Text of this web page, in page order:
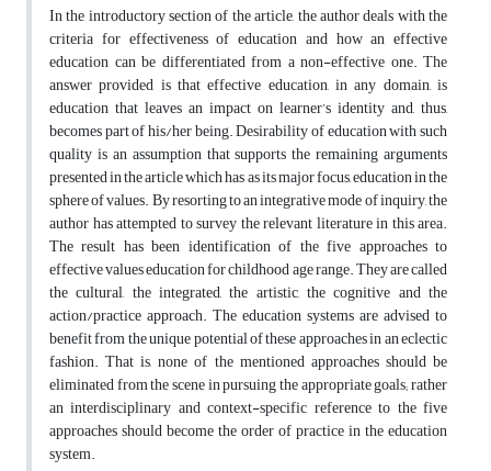
In the introductory section of the article, the author deals with the
criteria for effectiveness of education and how an effective
education can be differentiated from a non-effective one. The
answer provided is that effective education, in any domain, is
education that leaves an impact on learner’s identity and, thus,
becomes part of his/her being. Desirability of education with such
quality is an assumption that supports the remaining arguments
presented in the article which has as its major focus, education in the
sphere of values. By resorting to an integrative mode of inquiry, the
author has attempted to survey the relevant literature in this area.
The result has been identification of the five approaches to
effective values education for childhood age range. They are called
the cultural, the integrated, the artistic, the cognitive and the
action/practice approach. The education systems are advised to
benefit from the unique potential of these approaches in an eclectic
fashion. That is, none of the mentioned approaches should be
eliminated from the scene in pursuing the appropriate goals; rather
an interdisciplinary and context-specific reference to the five
approaches should become the order of practice in the education
system.